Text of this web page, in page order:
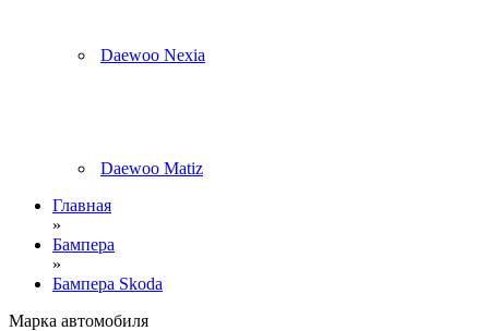
Daewoo Nexia
Daewoo Matiz
Главная
»
Бампера
»
Бампера Skoda
Марка автомобиля